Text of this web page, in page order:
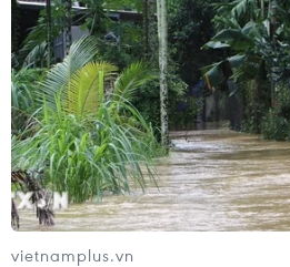
#Công dân số #Chuyển đổi số
#VNeID
#Cơ sở dữ liệu quốc gia
Theo dõi VietnamPlus
vietnamplus.vn